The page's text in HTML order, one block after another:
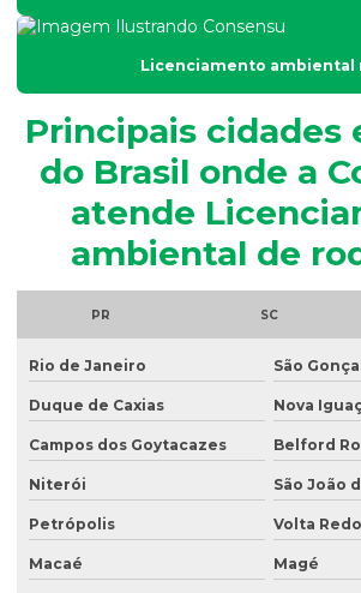
Análise granulométrica
Análise granulométrica do solo
Análise microbiológica de água
Análise microbiológica de água para
Análise microbiológica do esgoto
Análise de ph do solo
Análise de potabilidade da água
Análise química do solo
Análise de sólidos em efluentes
Análise de solo amostragem
Análise de solo completa
Análise de solo para construção
Licenciamento ambiental
Principais cidades
do Brasil onde a
atende
ambiental de
PR SC
Rio de Janeiro São
Duque de Caxias Nova
Campos dos Goytacazes Belford
Niterói São João
Petrópolis Volta
Macaé Magé